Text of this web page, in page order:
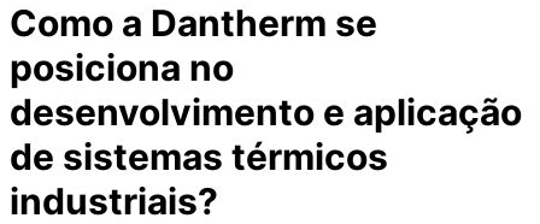
Como a Dantherm se
posiciona no
desenvolvimento e aplicação
de sistemas térmicos
industriais?